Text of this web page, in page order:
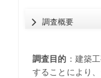
調査概要
調査目的 ：建築
することにより